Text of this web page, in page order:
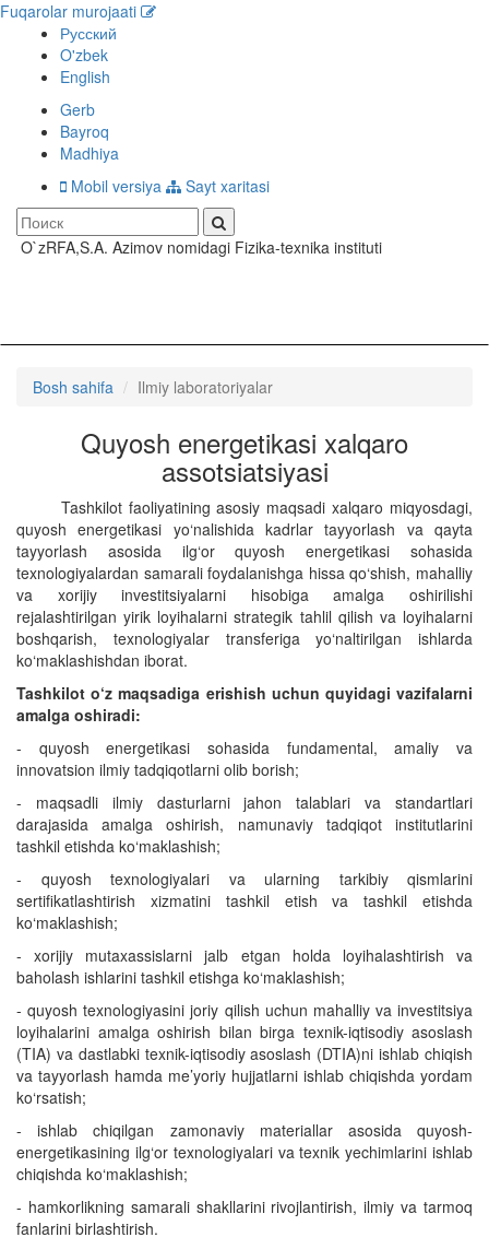
Fuqarolar murojaati
Русский
O'zbek
English
Gerb
Bayroq
Madhiya
Mobil versiya
Sayt xaritasi
O`zRFA,S.A. Azimov nomidagi Fizika-texnika instituti
Bosh sahifa Ilmiy laboratoriyalar
Quyosh energetikasi xalqaro
assotsiatsiyasi
Tashkilot faoliyatining asosiy maqsadi xalqaro miqyosdagi,
quyosh energetikasi yo‘nalishida kadrlar tayyorlash va qayta
tayyorlash asosida ilg‘or quyosh energetikasi sohasida
texnologiyalardan samarali foydalanishga hissa qo‘shish, mahalliy
va xorijiy investitsiyalarni hisobiga amalga oshirilishi
rejalashtirilgan yirik loyihalarni strategik tahlil qilish va loyihalarni
boshqarish, texnologiyalar transferiga yo‘naltirilgan ishlarda
ko‘maklashishdan iborat.
Tashkilot o‘z maqsadiga erishish uchun quyidagi vazifalarni
amalga oshiradi:
- quyosh energetikasi sohasida fundamental, amaliy va
innovatsion ilmiy tadqiqotlarni olib borish;
- maqsadli ilmiy dasturlarni jahon talablari va standartlari
darajasida amalga oshirish, namunaviy tadqiqot institutlarini
tashkil etishda ko‘maklashish;
- quyosh texnologiyalari va ularning tarkibiy qismlarini
sertifikatlashtirish xizmatini tashkil etish va tashkil etishda
ko‘maklashish;
- xorijiy mutaxassislarni jalb etgan holda loyihalashtirish va
baholash ishlarini tashkil etishga ko‘maklashish;
- quyosh texnologiyasini joriy qilish uchun mahalliy va investitsiya
loyihalarini amalga oshirish bilan birga texnik-iqtisodiy asoslash
(TIA) va dastlabki texnik-iqtisodiy asoslash (DTIA)ni ishlab chiqish
va tayyorlash hamda me’yoriy hujjatlarni ishlab chiqishda yordam
ko‘rsatish;
- ishlab chiqilgan zamonaviy materiallar asosida quyosh-
energetikasining ilg‘or texnologiyalari va texnik yechimlarini ishlab
chiqishda ko‘maklashish;
- hamkorlikning samarali shakllarini rivojlantirish, ilmiy va tarmoq
fanlarini birlashtirish.